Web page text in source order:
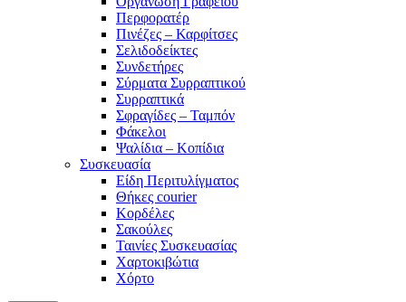
Περφορατέρ
Πινέζες – Καρφίτσες
Σελιδοδείκτες
Συνδετήρες
Σύρματα Συρραπτικού
Συρραπτικά
Σφραγίδες – Ταμπόν
Φάκελοι
Ψαλίδια – Κοπίδια
Συσκευασία
Είδη Περιτυλίγματος
Θήκες courier
Κορδέλες
Σακούλες
Ταινίες Συσκευασίας
Χαρτοκιβώτια
Χόρτο